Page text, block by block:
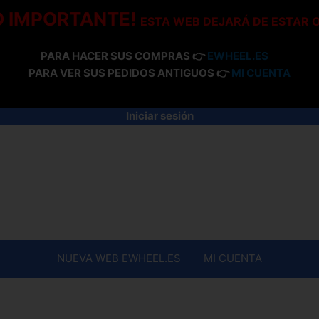
IMPORTANTE! ESTA WEB DEJARÁ DE ESTAR
PARA HACER SUS COMPRAS 👉 EWHEEL.ES
PARA VER SUS PEDIDOS ANTIGUOS 👉 MI CUENTA
Iniciar sesión
NUEVA WEB EWHEEL.ES MI CUENTA